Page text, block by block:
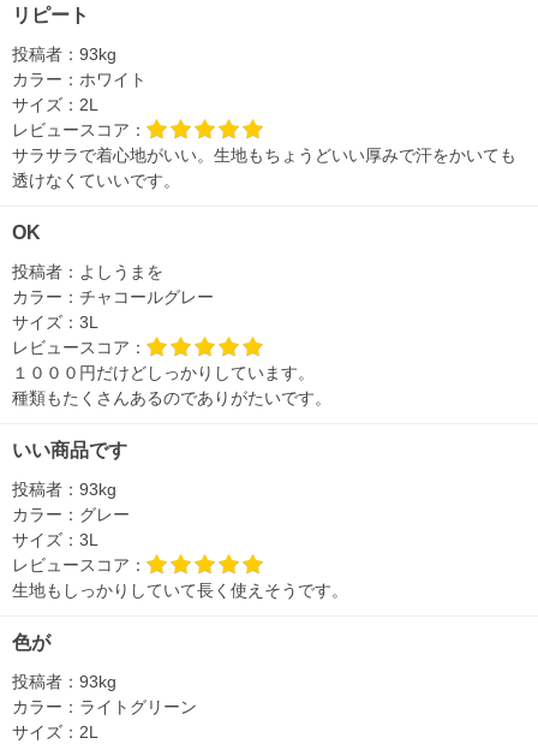
リピート
投稿者： 93kg
カラー： ホワイト
サイズ： 2L
レビュースコア：
サラサラで着心地がいい。生地もちょうどいい厚みで汗をかいても
透けなくていいです。
OK
投稿者： よしうまを
カラー： チャコールグレー
サイズ： 3L
レビュースコア：
１０００円だけどしっかりしています。
種類もたくさんあるのでありがたいです。
いい商品です
投稿者： 93kg
カラー： グレー
サイズ： 3L
レビュースコア：
生地もしっかりしていて長く使えそうです。
色が
投稿者： 93kg
カラー： ライトグリーン
サイズ： 2L